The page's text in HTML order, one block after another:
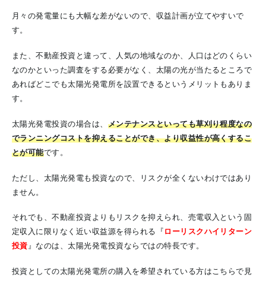
月々の発電量にも大幅な差がないので、収益計画が立てやすいで
す。
また、不動産投資と違って、人気の地域なのか、人口はどのくらい
なのかといった調査をする必要がなく、太陽の光が当たるところで
あればどこでも太陽光発電所を設置できるというメリットもありま
す。
太陽光発電投資の場合は、 メンテナンスといっても草刈り程度なの
でランニングコストを抑えることができ、より収益性が高くするこ
とが可能です。
ただし、太陽光発電も投資なので、リスクが全くないわけではあり
ません。
それでも、不動産投資よりもリスクを抑えられ、売電収入という固
定収入に限りなく近い収益源を得られる『 ローリスクハイリターン
投資』なのは、太陽光発電投資ならではの特長です。
投資としての太陽光発電所の購入を希望されている方はこちらで見